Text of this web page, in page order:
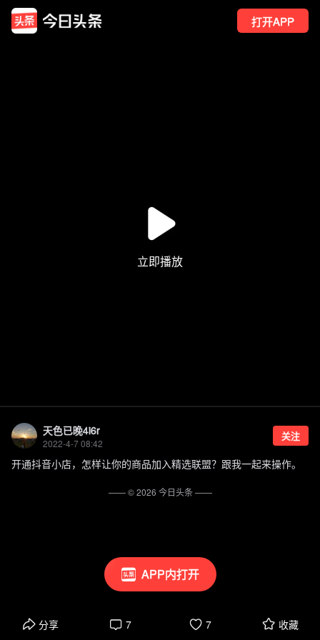
打开APP
APP内打开
天色已晚4i6r
2022-4-7 08:42
关注
开通抖音小店，怎样让你的商品加入精选联盟？跟我一起来操作。
分享 7 7 收藏
—— ©2026 今日头条——